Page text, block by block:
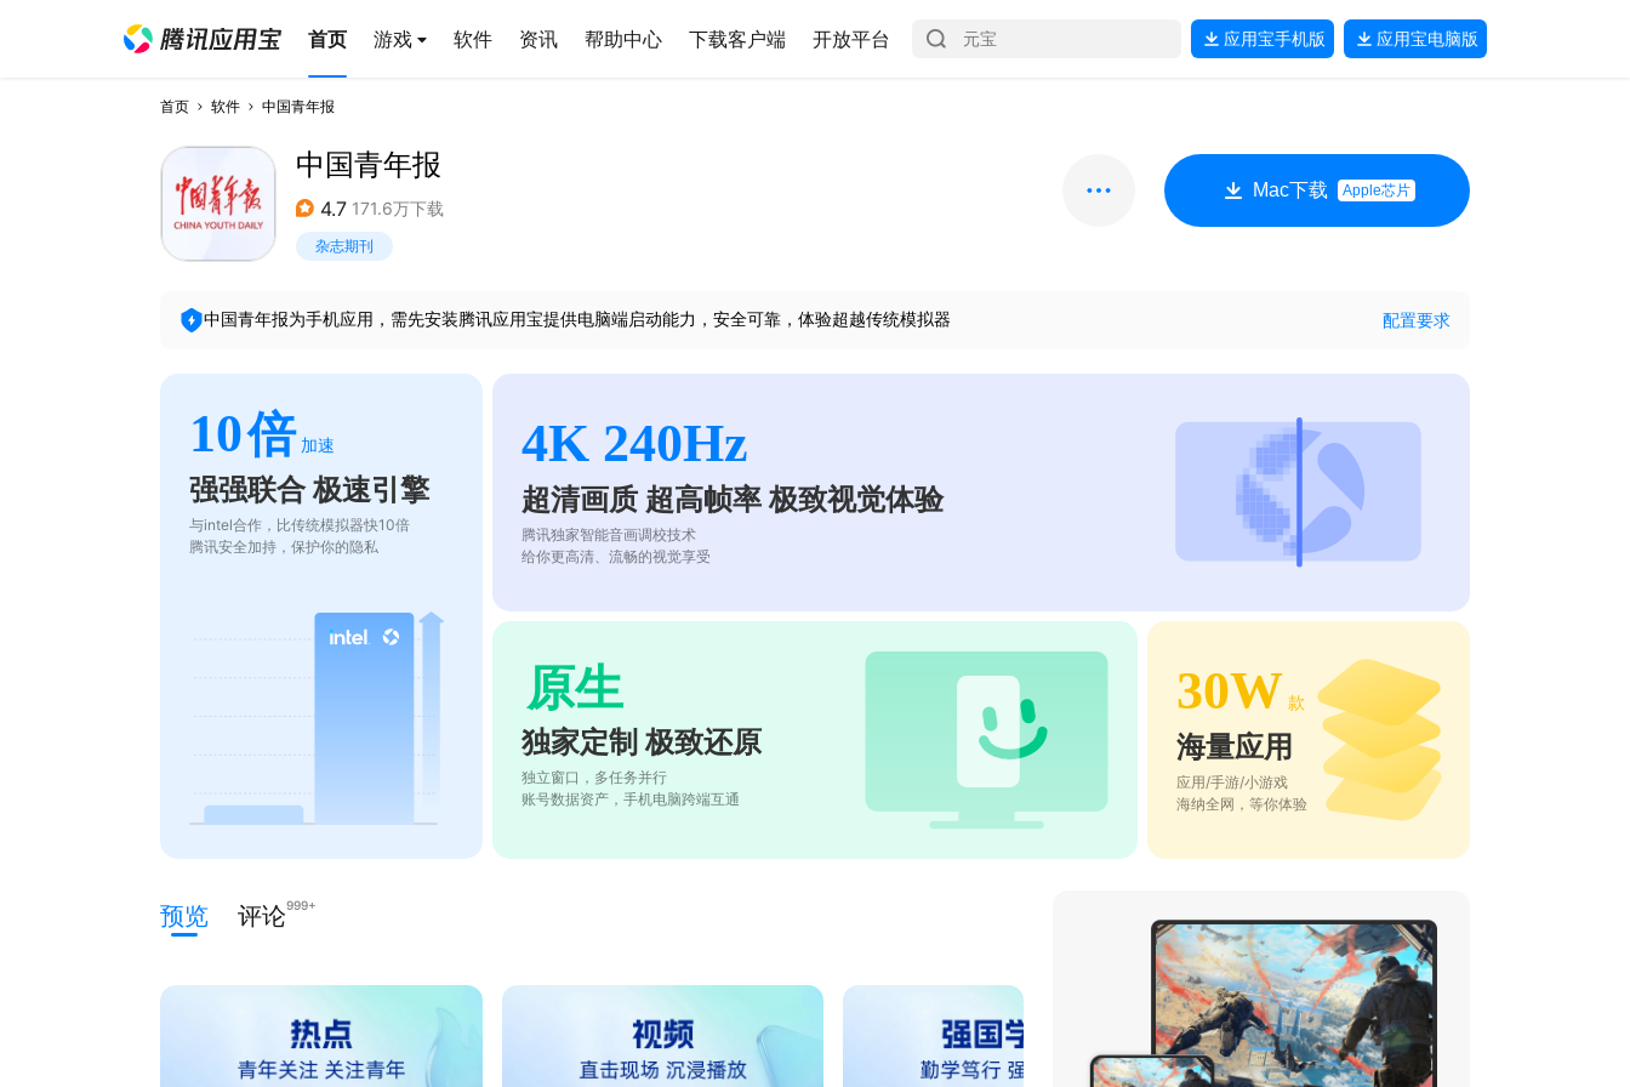
首页 游戏 软件 资讯 帮助中心 下载客户端 开放平台 应用宝手机版 应用宝电脑版
首页 软件 中国青年报
中国青年报
4.7 171.6万下载
杂志期刊
Mac下载 Apple芯片
中国青年报为手机应用，需先安装腾讯应用宝提供电脑端启动能力，安全可靠，体验超越传统模拟器 配置要求
10倍 加速
强强联合 极速引擎
与intel合作，比传统模拟器快10倍
腾讯安全加持，保护你的隐私
4K 240Hz
超清画质 超高帧率 极致视觉体验
腾讯独家智能音画调校技术
给你更高清、流畅的视觉享受
原生
独家定制 极致还原
独立窗口，多任务并行
账号数据资产，手机电脑跨端互通
30W 款
海量应用
应用/手游/小游戏
海纳全网，等你体验
预览 评论999+